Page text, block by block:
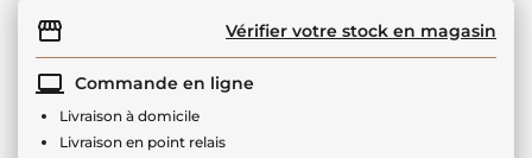
Vérifier votre stock en magasin
Commande en ligne
Livraison à domicile
Livraison en point relais